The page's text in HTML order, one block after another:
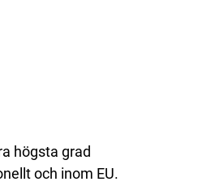
högsta grad
och inom EU.